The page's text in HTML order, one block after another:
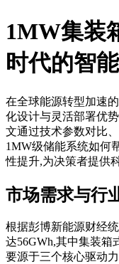
1MW集装
时代的智
在全球能源转型加速
化设计与灵活部署优
文通过技术参数对比
1MW级储能系统如何
性提升,为决策者提供
市场需求与行
根据彭博新能源财经
达56GWh,其中集装箱
要源于三个核心驱动力